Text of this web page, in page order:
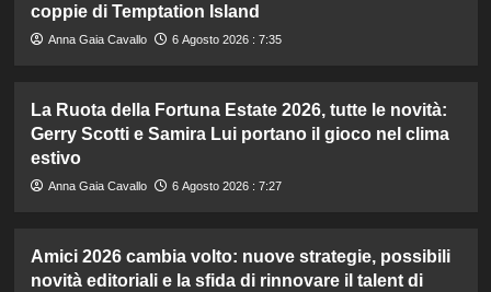
coppie di Temptation Island
Anna Gaia Cavallo 6 Agosto 2026 : 7:35
La Ruota della Fortuna Estate 2026, tutte le novità:
Gerry Scotti e Samira Lui portano il gioco nel clima
estivo
Anna Gaia Cavallo 6 Agosto 2026 : 7:27
Amici 2026 cambia volto: nuove strategie, possibili
novità editoriali e la sfida di rinnovare il talent di